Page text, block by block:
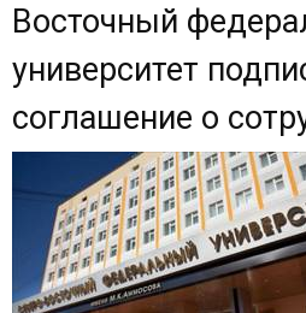
Восточный
университет
соглашение о